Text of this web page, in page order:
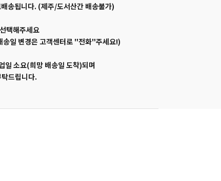
송됩니다. (제주/도서산간 배송불가)
택해주세요
일 변경은 고객센터로 "전화"주세요!)
일 소요(희망 배송일 도착)되며
드립니다.